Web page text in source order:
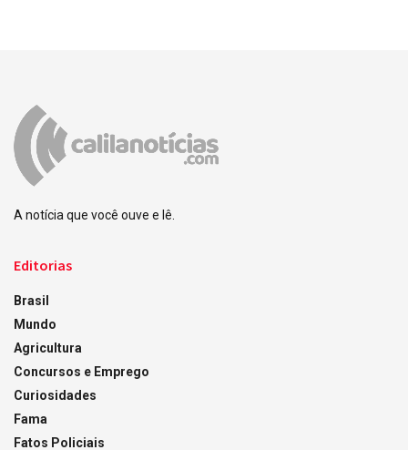
A notícia que você ouve e lê.
Editorias
Brasil
Mundo
Agricultura
Concursos e Emprego
Curiosidades
Fama
Fatos Policiais